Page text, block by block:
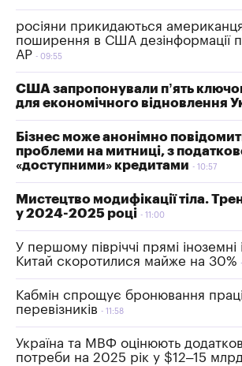
росіяни прикидаються
поширення в США дезінформації
АР
09:55
США запропонували п’ять
для економічного відновлення
Бізнес може анонімно
проблеми на митниці, з
«доступними» кредитами
10:57
Мистецтво модифікації тіла.
у 2024-2025 році
11:00
У першому півріччі прямі іноземні
Китай скоротилися майже на 30%
Кабмін спрощує бронювання
перевізників
11:58
Україна та МВФ оцінюють
потреби на 2025 рік у $12–15 млрд